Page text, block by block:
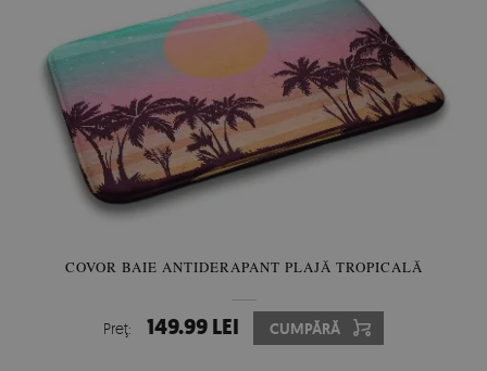
COVOR BAIE ANTIDERAPANT PLAJĂ TROPICALĂ
Preţ: 149.99 LEI CUMPĂRĂ